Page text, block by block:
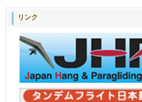
リンク